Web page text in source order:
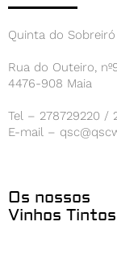
Quinta do Sobreiró
Rua do Outeiro,
4476-908 Maia
Tel – 278729220 /
E-mail –
Os nossos
Vinhos Tintos